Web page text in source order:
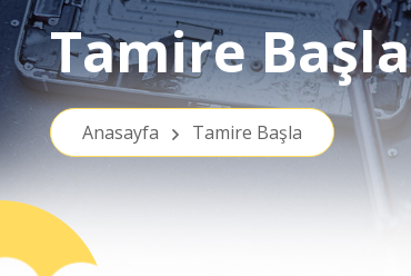
Tamire Başla
Anasayfa Tamire Başla